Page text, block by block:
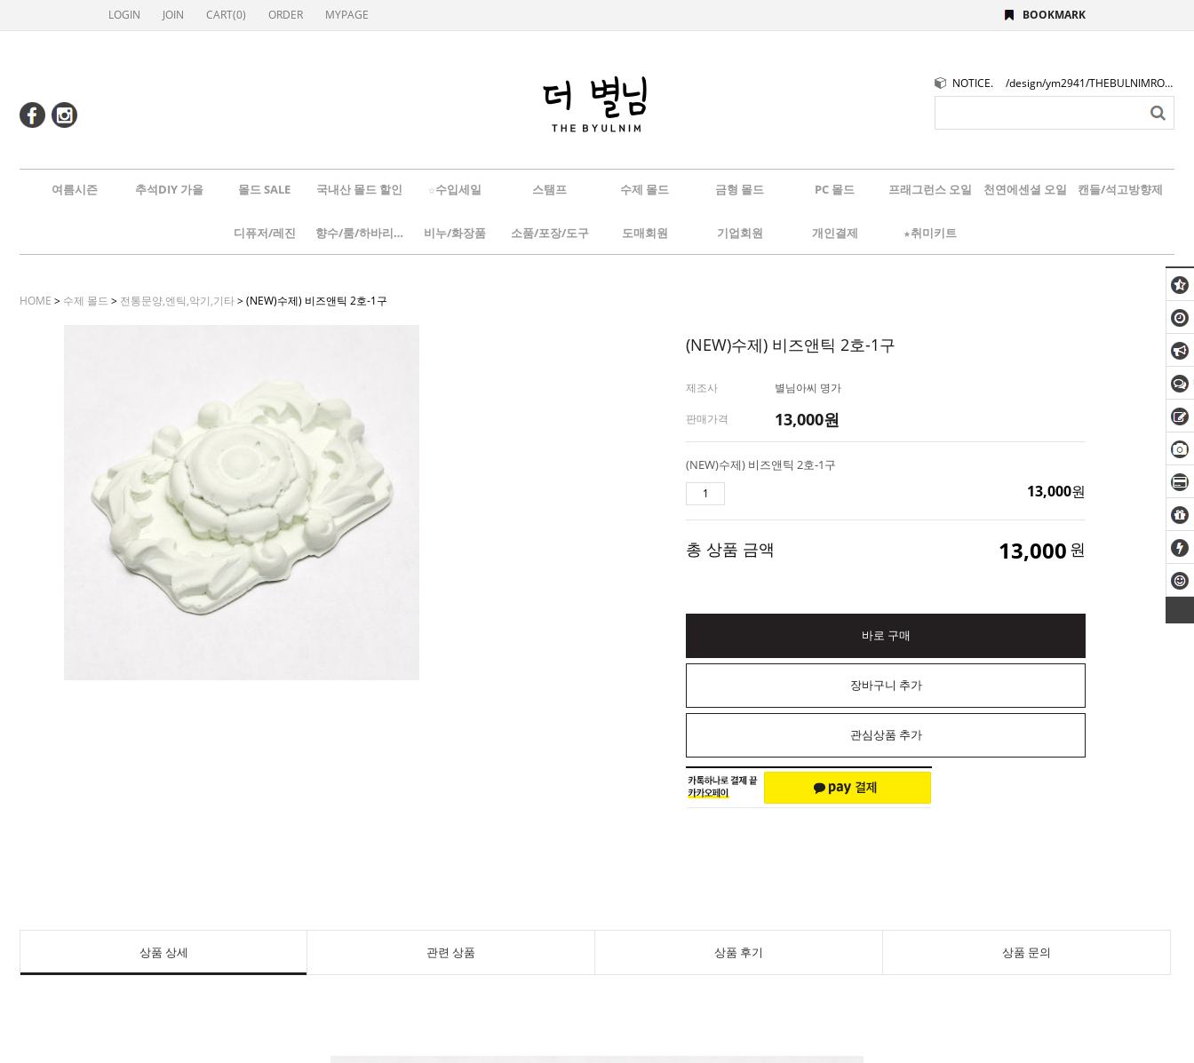
LOGIN JOIN CART(0) ORDER MYPAGE BOOKMARK
NOTICE. /design/ym2941/THEBULNIMROGO.png
여름시즌 추석DIY 가을 몰드 SALE 국내산 몰드 할인 ☆수입세일 스탬프 수제 몰드 금형 몰드 PC 몰드 프래그런스 오일 천연에센셜 오일 캔들/석고방향제
디퓨저/레진 향수/룸/하바리움 비누/화장품 소품/포장/도구 도매회원 기업회원 개인결제 ★취미키트
HOME > 수제 몰드 > 전통문양,엔틱,악기,기타> (NEW)수제) 비즈앤틱 2호-1구
(NEW)수제) 비즈앤틱 2호-1구
제조사 별님아씨 명가
판매가격 13,000원
(NEW)수제) 비즈앤틱 2호-1구
13,000원
총 상품 금액 13,000 원
바로 구매
장바구니 추가
관심상품 추가
상품 상세 관련 상품 상품 후기 상품 문의